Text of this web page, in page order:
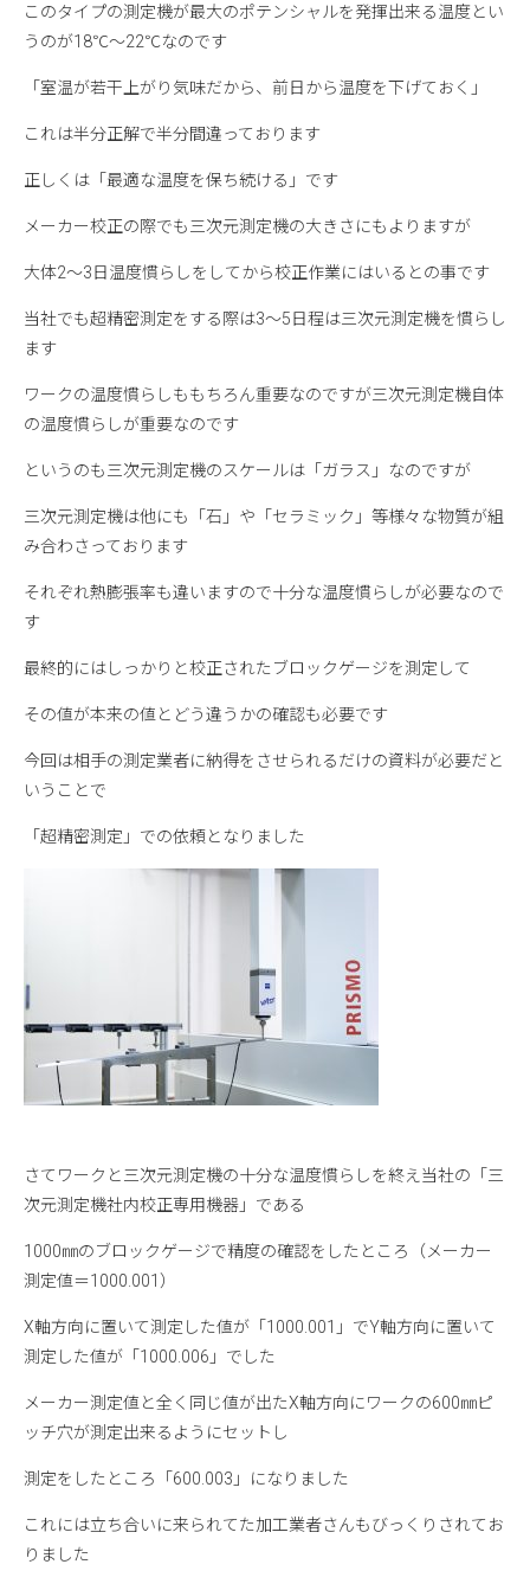
このタイプの測定機が最大のポテンシャルを発揮出来る温度とい
うのが18℃～22℃なのです
「室温が若干上がり気味だから、前日から温度を下げておく」
これは半分正解で半分間違っております
正しくは「最適な温度を保ち続ける」です
メーカー校正の際でも三次元測定機の大きさにもよりますが
大体2～3日温度慣らしをしてから校正作業にはいるとの事です
当社でも超精密測定をする際は3～5日程は三次元測定機を慣らし
ます
ワークの温度慣らしももちろん重要なのですが三次元測定機自体
の温度慣らしが重要なのです
というのも三次元測定機のスケールは「ガラス」なのですが
三次元測定機は他にも「石」や「セラミック」等様々な物質が組
み合わさっております
それぞれ熱膨張率も違いますので十分な温度慣らしが必要なので
す
最終的にはしっかりと校正されたブロックゲージを測定して
その値が本来の値とどう違うかの確認も必要です
今回は相手の測定業者に納得をさせられるだけの資料が必要だと
いうことで
「超精密測定」での依頼となりました
さてワークと三次元測定機の十分な温度慣らしを終え当社の「三
次元測定機社内校正専用機器」である
1000㎜のブロックゲージで精度の確認をしたところ（メーカー
測定値＝1000.001）
X軸方向に置いて測定した値が「1000.001」でY軸方向に置いて
測定した値が「1000.006」でした
メーカー測定値と全く同じ値が出たX軸方向にワークの600㎜ピ
ッチ穴が測定出来るようにセットし
測定をしたところ「600.003」になりました
これには立ち合いに来られてた加工業者さんもびっくりされてお
りました